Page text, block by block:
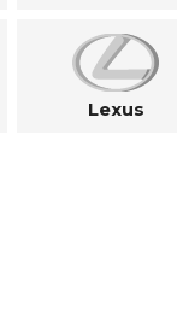
Lexus